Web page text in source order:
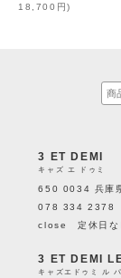
18,700 円)
3 ET DEMI
キャズ エ ドゥミ
650 0034 兵庫
078 334
close 定休日な
3 ET DEMI
キャズエドゥミ ル